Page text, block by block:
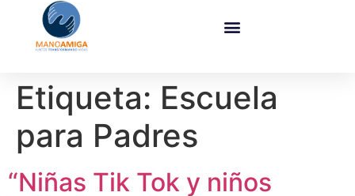
Etiqueta: Escuela
para Padres
“Niñas Tik Tok y niños